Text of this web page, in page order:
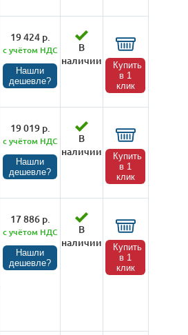
19 424 р.
с учётом НДС
Нашли
дешевле?
В
наличии
Купить
в 1
клик
19 019 р.
с учётом НДС
Нашли
дешевле?
В
наличии
Купить
в 1
клик
17 886 р.
с учётом НДС
Нашли
дешевле?
В
наличии
Купить
в 1
клик